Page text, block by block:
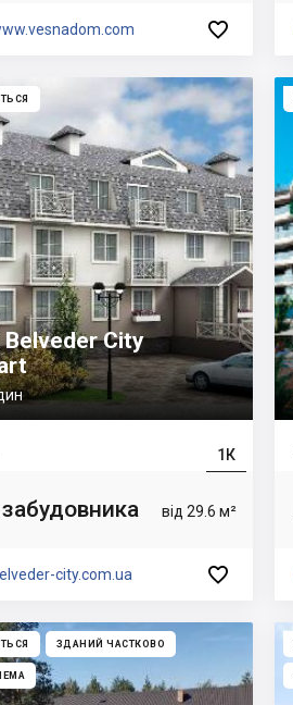

City
1К
від 29.6 м²
забудовника
city.com.ua 
ЗДАНИЙ ЧАСТКОВО